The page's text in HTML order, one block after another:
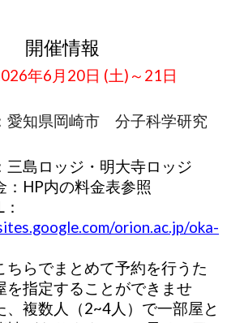
開催情報
年6月20日 (土)～21日
愛知県岡崎市 分子科学研究
三島ロッジ・明大寺ロッジ
：HP内の料金表参照
orion.ac.jp/oka-
ちらでまとめて予約を行うた
を指定することができませ
、複数人（2~4人）で一部屋と